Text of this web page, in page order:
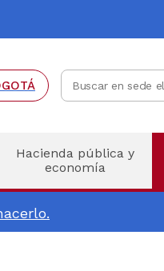
Buscar
en
Hacienda pública y
economía